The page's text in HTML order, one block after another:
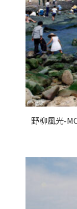
野柳風光-